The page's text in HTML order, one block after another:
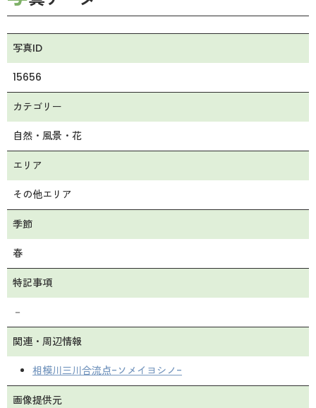
写真ID
15656
カテゴリー
自然・風景・花
エリア
その他エリア
季節
春
特記事項
－
関連・周辺情報
相模川三川合流点-ソメイヨシノ-
画像提供元